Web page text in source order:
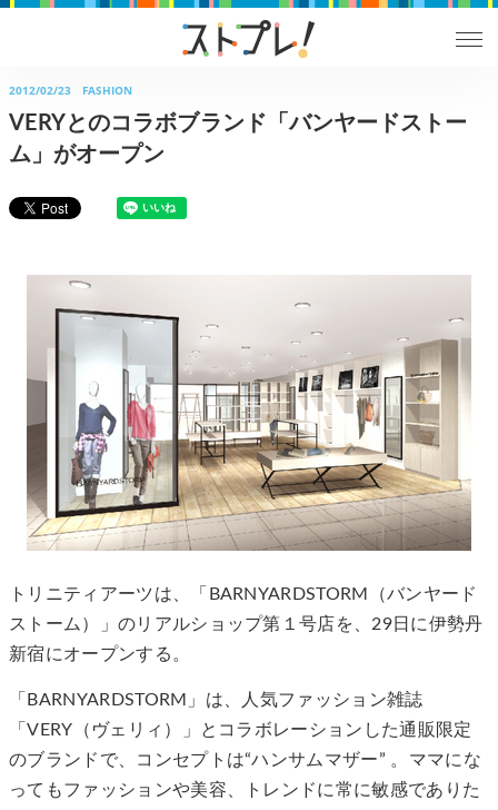
2012/02/23 FASHION
VERYとのコラボブランド「バンヤードストー
ム」がオープン
トリニティアーツは、「BARNYARDSTORM（バンヤード
ストーム）」のリアルショップ第１号店を、29日に伊勢丹
新宿にオープンする。
「BARNYARDSTORM」は、人気ファッション雑誌
「VERY（ヴェリィ）」とコラボレーションした通販限定
のブランドで、コンセプトは“ハンサムマザー” 。ママにな
ってもファッションや美容、トレンドに常に敏感でありた